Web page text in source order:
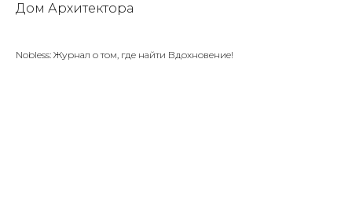
Дом Архитектора
Nobless: Журнал о том, где найти Вдохновение!